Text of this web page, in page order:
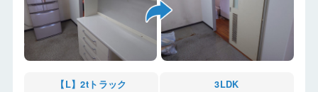
【L】2tトラック 3LDK